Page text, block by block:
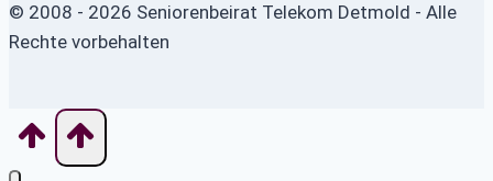
© 2008 - 2026 Seniorenbeirat Telekom Detmold - Alle
Rechte vorbehalten